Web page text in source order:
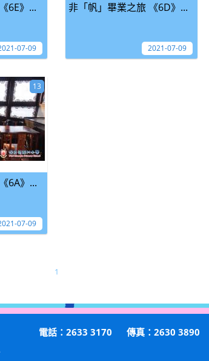
6E》...
07-09
非「帆」畢業之旅 《6D》...
2021-07-09
6A》...
13
07-09
1
電話：2633 3170 傳真：2630 3890